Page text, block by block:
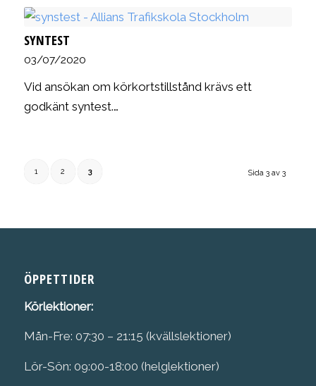
SYNTEST
03/07/2020
Vid ansökan om körkortstillstånd krävs ett
godkänt syntest.…
Sida 3 av 3
1 2 3
ÖPPETTIDER
Körlektioner:
Mån-Fre: 07:30 – 21:15 (kvällslektioner)
Lör-Sön: 09:00-18:00 (helglektioner)